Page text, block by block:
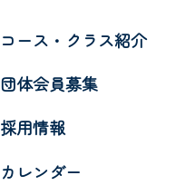
コース・クラス紹介
団体会員募集
採用情報
カレンダー